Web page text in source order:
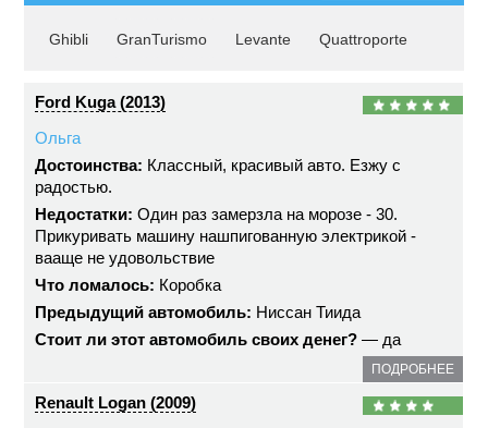
Ghibli GranTurismo Levante Quattroporte
Ford Kuga (2013)
Ольга
Достоинства: Классный, красивый авто. Езжу с
радостью.
Недостатки: Один раз замерзла на морозе - 30.
Прикуривать машину нашпигованную электрикой -
вааще не удовольствие
Что ломалось: Коробка
Предыдущий автомобиль: Ниссан Тиида
Стоит ли этот автомобиль своих денег? — да
ПОДРОБНЕЕ
Renault Logan (2009)